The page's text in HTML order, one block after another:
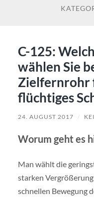
C-125:
wählen Sie
Zielfernrohr
flüchtiges
24. AUGUST 2017 /
Worum geht es
Man wählt die
starken
schnellen Bewegung